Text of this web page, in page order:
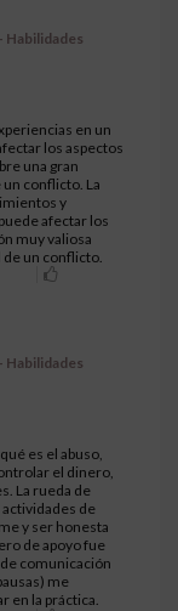
Habilidades
en un
los aspectos
una gran
conflicto. La
y
afectar los
muy valiosa
un conflicto.
Habilidades
es el abuso,
el dinero,
La rueda de
de
y ser honesta
de apoyo fue
comunicación
me
en la práctica.